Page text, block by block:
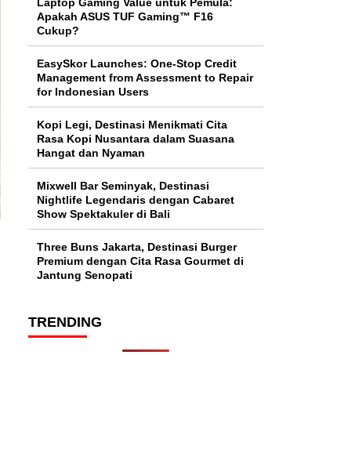
Apakah ASUS TUF Gaming™ F16
Cukup?
EasySkor Launches: One-Stop Credit
Management from Assessment to Repair
for Indonesian Users
Kopi Legi, Destinasi Menikmati Cita
Rasa Kopi Nusantara dalam Suasana
Hangat dan Nyaman
Mixwell Bar Seminyak, Destinasi
Nightlife Legendaris dengan Cabaret
Show Spektakuler di Bali
Three Buns Jakarta, Destinasi Burger
Premium dengan Cita Rasa Gourmet di
Jantung Senopati
TRENDING